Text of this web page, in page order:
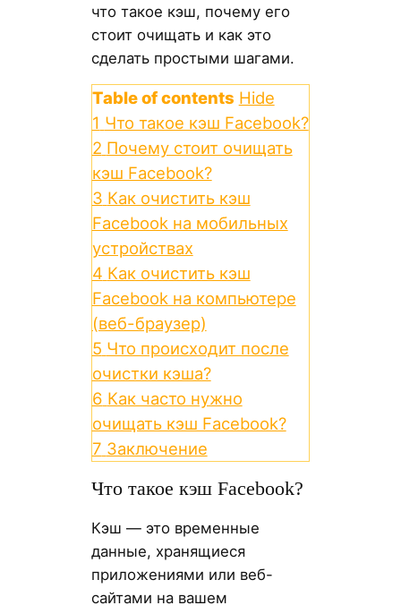
что такое кэш, почему его
стоит очищать и как это
сделать простыми шагами.
Table of contents Hide
1 Что такое кэш Facebook?
2 Почему стоит очищать
кэш Facebook?
3 Как очистить кэш
Facebook на мобильных
устройствах
4 Как очистить кэш
Facebook на компьютере
(веб-браузер)
5 Что происходит после
очистки кэша?
6 Как часто нужно
очищать кэш Facebook?
7 Заключение
Что такое кэш Facebook?
Кэш — это временные
данные, хранящиеся
приложениями или веб-
сайтами на вашем